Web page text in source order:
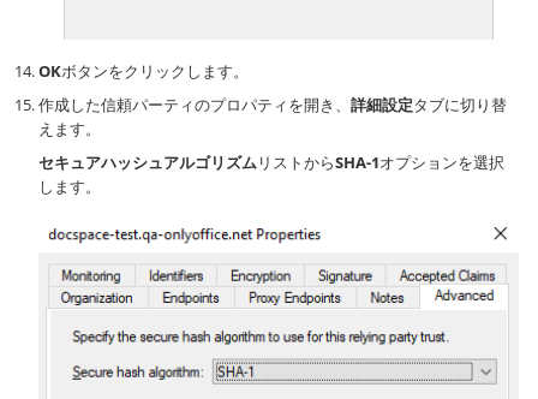
OKボタンをクリックします。
作成した信頼パーティのプロパティを開き、 詳細設定タブに切り替
えます。
セキュアハッシュアルゴリズムリストからSHA-1オプションを選択
します。